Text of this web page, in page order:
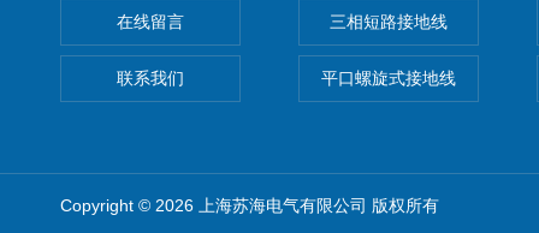
在线留言
联系我们
三相短路接地线
平口螺旋式接地线
Copyright © 2026 上海苏海电气有限公司 版权所有